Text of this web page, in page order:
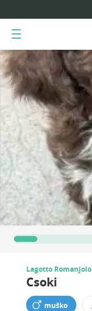
Lagotto Romanjolo
Csoki
muško